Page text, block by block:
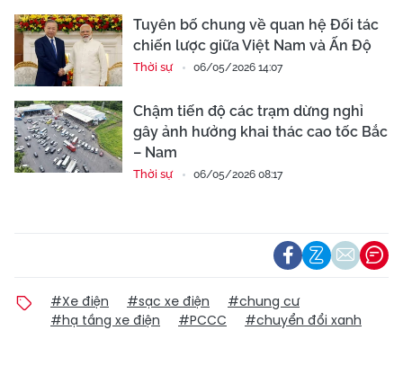
Tuyên bố chung về quan hệ Đối tác
chiến lược giữa Việt Nam và Ấn Độ
Thời sự 06/05/2026 14:07
Chậm tiến độ các trạm dừng nghỉ
gây ảnh hưởng khai thác cao tốc Bắc
– Nam
Thời sự 06/05/2026 08:17
#Xe điện #sạc xe điện
#chung cư
#hạ tầng xe điện
#PCCC #chuyển đổi xanh